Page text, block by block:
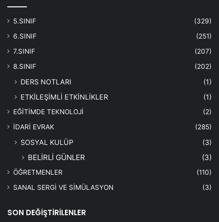
5.SINIF
(329)
6.SINIF
(251)
7.SINIF
(207)
8.SINIF
(202)
DERS NOTLARI
(1)
ETKİLEŞİMLİ ETKİNLİKLER
(1)
EĞİTİMDE TEKNOLOJİ
(2)
İDARİ EVRAK
(285)
SOSYAL KULÜP (3)
BELİRLİ GÜNLER (3)
ÖĞRETMENLER
(110)
SANAL SERGİ VE SİMÜLASYON
(3)
SON DEĞİŞTİRİLENLER